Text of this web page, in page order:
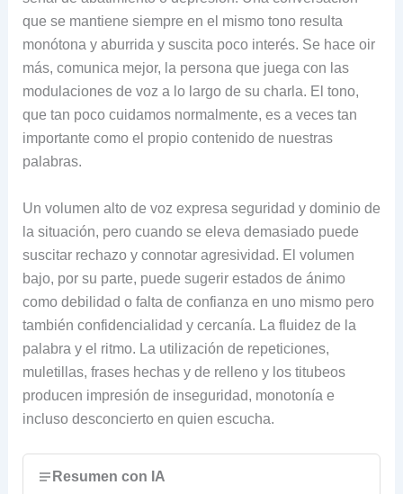
que se mantiene siempre en el mismo tono resulta
monótona y aburrida y suscita poco interés. Se hace oir
más, comunica mejor, la persona que juega con las
modulaciones de voz a lo largo de su charla. El tono,
que tan poco cuidamos normalmente, es a veces tan
importante como el propio contenido de nuestras
palabras.
Un volumen alto de voz expresa seguridad y dominio de
la situación, pero cuando se eleva demasiado puede
suscitar rechazo y connotar agresividad. El volumen
bajo, por su parte, puede sugerir estados de ánimo
como debilidad o falta de confianza en uno mismo pero
también confidencialidad y cercanía. La fluidez de la
palabra y el ritmo. La utilización de repeticiones,
muletillas, frases hechas y de relleno y los titubeos
producen impresión de inseguridad, monotonía e
incluso desconcierto en quien escucha.
Resumen con IA